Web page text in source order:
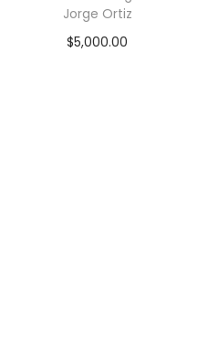
Jorge Ortiz
$5,000.00